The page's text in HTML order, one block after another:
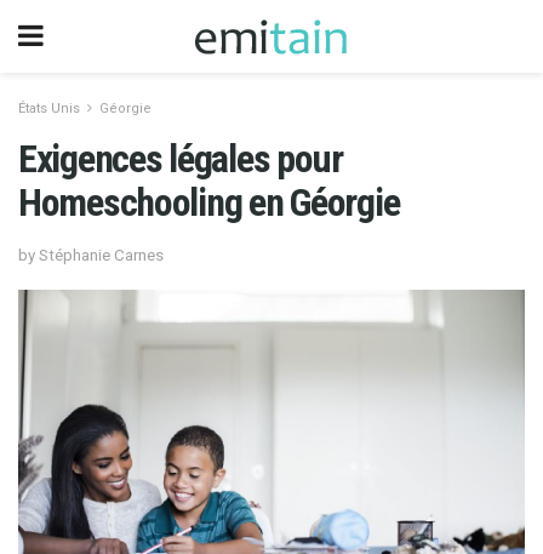
États Unis Géorgie
Exigences légales pour
Homeschooling en Géorgie
by Stéphanie Carnes